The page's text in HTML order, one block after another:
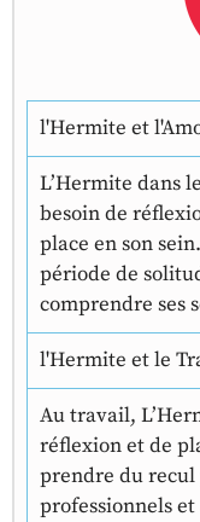
l'Hermite et
L’Hermite dans
besoin de
place en son
période de
comprendre ses
l'Hermite et le
Au travail,
réflexion et de
prendre du
professionnels